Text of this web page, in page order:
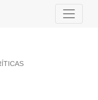
Martí, La